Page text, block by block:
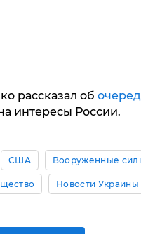
рассказал об
интересы России.
США Вооруженные
Новости Украины